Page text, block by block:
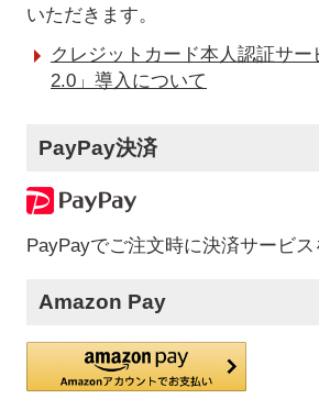
いただきます。
クレジットカード本人認証サー
2.0」導入について
PayPay決済
PayPayでご注文時に決済サービス
Amazon Pay